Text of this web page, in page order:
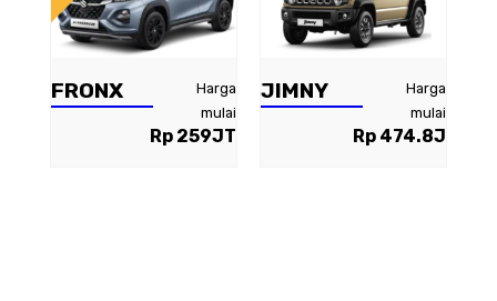
FRONX
Harga
mulai
Rp 259JT
JIMNY
Harga
mulai
Rp 474.8J